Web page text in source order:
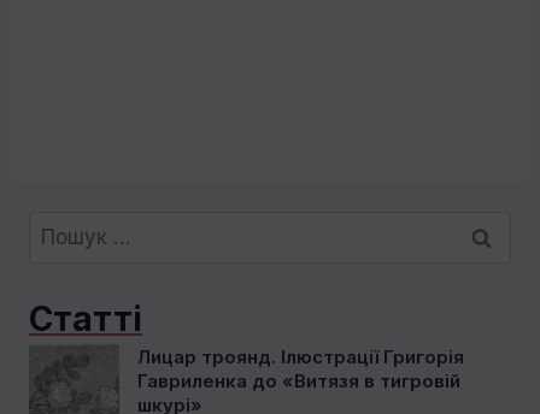
Пошук:
Статті
Лицар троянд. Ілюстрації Григорія
Гавриленка до «Витязя в тигровій
шкурі»